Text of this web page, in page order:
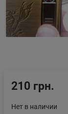
210 грн.
Нет в наличии